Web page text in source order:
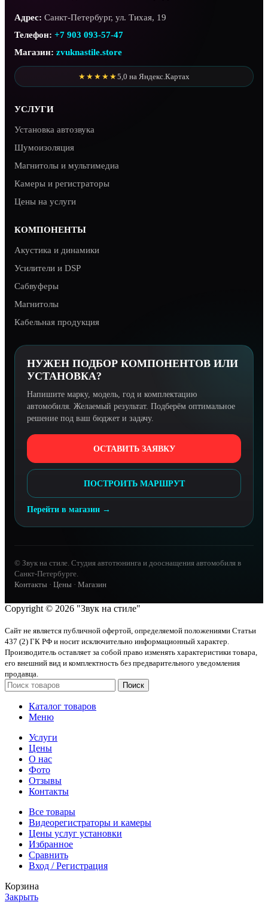
Адрес: Санкт-Петербург, ул. Тихая, 19
Телефон: +7 903 093-57-47
Магазин: zvuknastile.store
★★★★★5,0 на Яндекс.Картах
УСЛУГИ
Установка автозвука
Шумоизоляция
Магнитолы и мультимедиа
Камеры и регистраторы
Цены на услуги
КОМПОНЕНТЫ
Акустика и динамики
Усилители и DSP
Сабвуферы
Магнитолы
Кабельная продукция
НУЖЕН ПОДБОР КОМПОНЕНТОВ ИЛИ
УСТАНОВКА?
Напишите марку, модель, год и комплектацию
автомобиля. Желаемый результат. Подберём оптимальное
решение под ваш бюджет и задачу.
ОСТАВИТЬ ЗАЯВКУ
ПОСТРОИТЬ МАРШРУТ
Перейти в магазин →
© Звук на стиле. Студия автотюнинга и дооснащения автомобиля в
Санкт-Петербурге.
Контакты · Цены · Магазин
Copyright © 2026 "Звук на стиле"
Сайт не является публичной офертой, определяемой положениями Статьи
437 (2) ГК РФ и носит исключительно информационный характер.
Производитель оставляет за собой право изменять характеристики товара,
его внешний вид и комплектность без предварительного уведомления
продавца.
Поиск
Каталог товаров
Меню
Услуги
Цены
О нас
Фото
Отзывы
Контакты
Все товары
Видеорегистраторы и камеры
Цены услуг установки
Избранное
Сравнить
Вход / Регистрация
Корзина
Закрыть